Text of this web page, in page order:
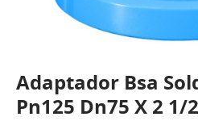
Adaptador Bsa
Pn125 Dn75 X 2 1/